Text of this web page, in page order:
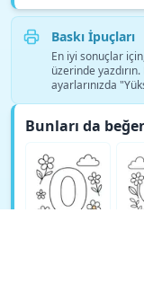
Baskı İpuçları
En iyi sonuçlar
üzerinde
ayarlarınızda
Bunları da